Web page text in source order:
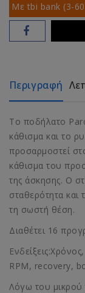
Με tbi bank (3-60
Περιγραφή
Το ποδήλατο
κάθισμα και το
προσαρμοστεί
κάθισμα του
της άσκησης. Ο
σταθερότητα και
τη σωστή θέση.
Διαθέτει 16
RPM, recovery,
Λόγω του μικρού